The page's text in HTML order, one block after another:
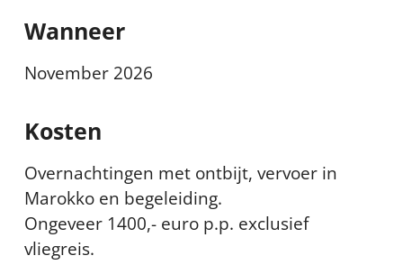
Wanneer
November 2026
Kosten
Overnachtingen met ontbijt, vervoer in
Marokko en begeleiding.
Ongeveer 1400,- euro p.p. exclusief
vliegreis.